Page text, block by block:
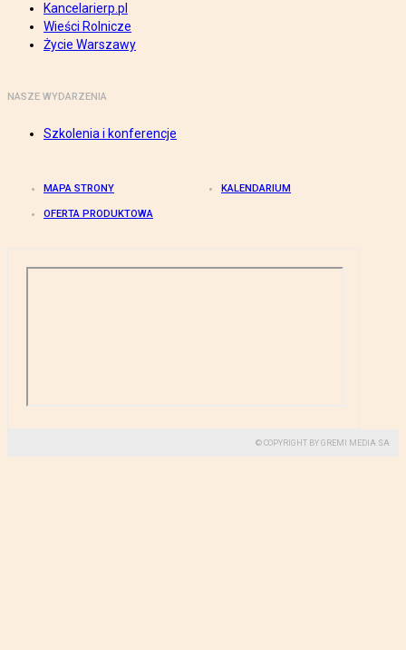
Kancelarierp.pl
Wieści Rolnicze
Życie Warszawy
NASZE WYDARZENIA
Szkolenia i konferencje
MAPA STRONY KALENDARIUM
OFERTA PRODUKTOWA
© COPYRIGHT BY GREMI MEDIA SA